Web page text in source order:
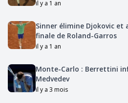
il y a 1 an
Sinner élimine Djokovic et
finale de Roland-Garros
il y a 1 an
Monte-Carlo : Berrettini
Medvedev
il y a 3 mois